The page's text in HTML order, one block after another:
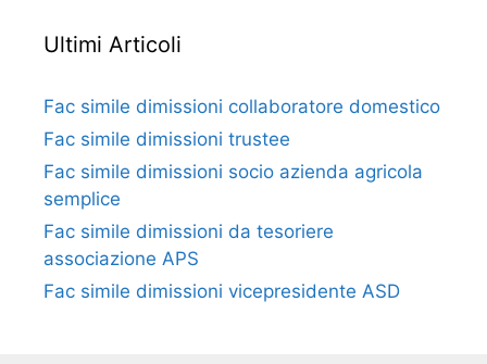
Ultimi Articoli
Fac simile dimissioni collaboratore domestico​​​
Fac simile dimissioni trustee​​​
Fac simile ​dimissioni socio azienda agricola
semplice​​​
Fac simile dimissioni da tesoriere
associazione APS​​
Fac simile dimissioni vicepresidente ASD​​